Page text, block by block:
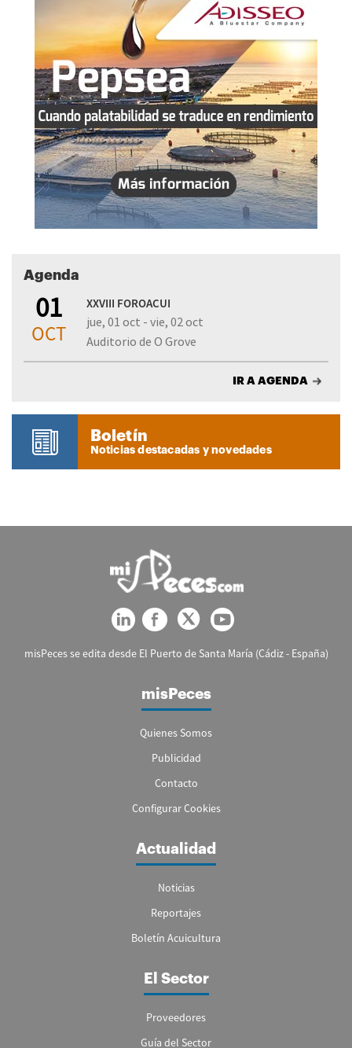
Agenda
01
OCT
XXVIII FOROACUI
jue, 01 oct - vie, 02 oct
Auditorio de O Grove
IR A AGENDA
Boletín
Noticias destacadas y novedades
misPeces se edita desde El Puerto de Santa María (Cádiz - España)
misPeces
Quienes Somos
Publicidad
Contacto
Configurar Cookies
Actualidad
Noticias
Reportajes
Boletín Acuicultura
El Sector
Proveedores
Guía del Sector